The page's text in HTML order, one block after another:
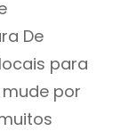
De
para
por